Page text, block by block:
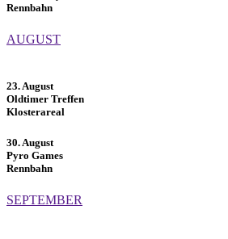
Rennbahn
AUGUST
23. August
Oldtimer Treffen
Klosterareal
30. August
Pyro Games
Rennbahn
SEPTEMBER